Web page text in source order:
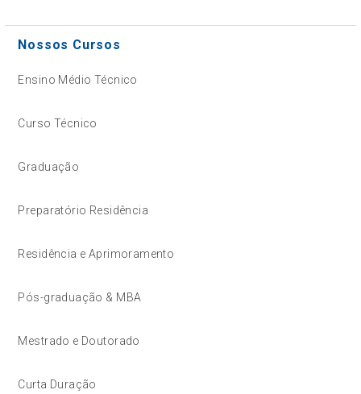
Nossos Cursos
Ensino Médio Técnico
Curso Técnico
Graduação
Preparatório Residência
Residência e Aprimoramento
Pós-graduação & MBA
Mestrado e Doutorado
Curta Duração